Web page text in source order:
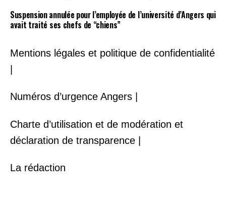
Suspension annulée pour l’employée de l’université d’Angers qui
avait traité ses chefs de “chiens”
Mentions légales et politique de confidentialité
|
Numéros d’urgence Angers |
Charte d’utilisation et de modération et
déclaration de transparence |
La rédaction